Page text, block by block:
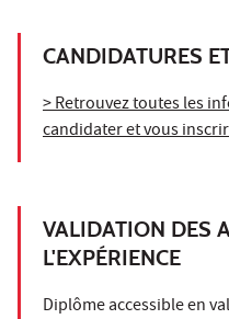
CANDIDATURES
> Retrouvez toutes les
candidater et vous
VALIDATION DES
L'EXPÉRIENCE
Diplôme accessible en